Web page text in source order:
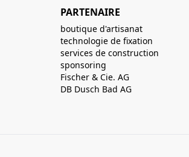
PARTENAIRE
boutique d'artisanat
technologie de fixation
services de construction
sponsoring
Fischer & Cie. AG
DB Dusch Bad AG